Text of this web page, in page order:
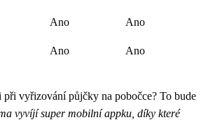
Ano Ano
Ano Ano
vyřizování půjčky na pobočce? To bude
vyvíjí super mobilní appku, díky které